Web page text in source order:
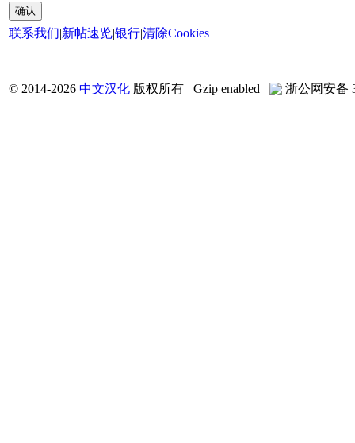
确认
联系我们|新帖速览|银行|清除Cookies
© 2014-2026 中文汉化 版权所有 Gzip enabled 浙公网安备